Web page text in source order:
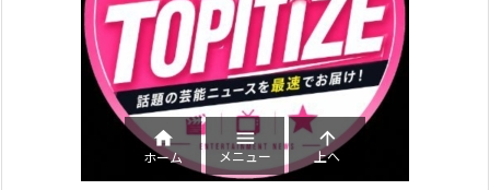

ホーム

メニュー

上へ